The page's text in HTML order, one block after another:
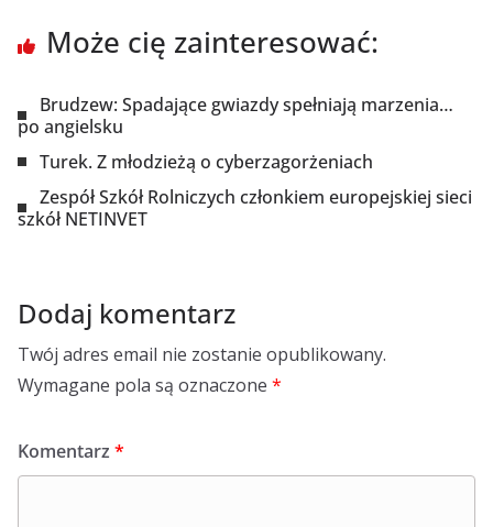
Może cię zainteresować:
Brudzew: Spadające gwiazdy spełniają marzenia…
po angielsku
Turek. Z młodzieżą o cyberzagorżeniach
Zespół Szkół Rolniczych członkiem europejskiej sieci
szkół NETINVET
Dodaj komentarz
Twój adres email nie zostanie opublikowany.
Wymagane pola są oznaczone *
Komentarz *